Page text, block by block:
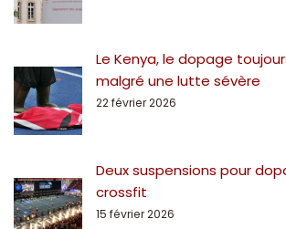
Le Kenya, le dopage
malgré une lutte sévère
22 février 2026
Deux suspensions pour
crossfit
15 février 2026